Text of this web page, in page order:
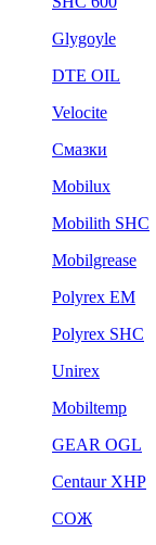
Glygoyle
DTE OIL
Velocite
Смазки
Mobilux
Mobilith SHC
Mobilgrease
Polyrex EM
Polyrex SHC
Unirex
Mobiltemp
GEAR OGL
Centaur XHP
СОЖ